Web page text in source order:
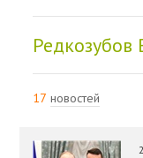
17 новостей